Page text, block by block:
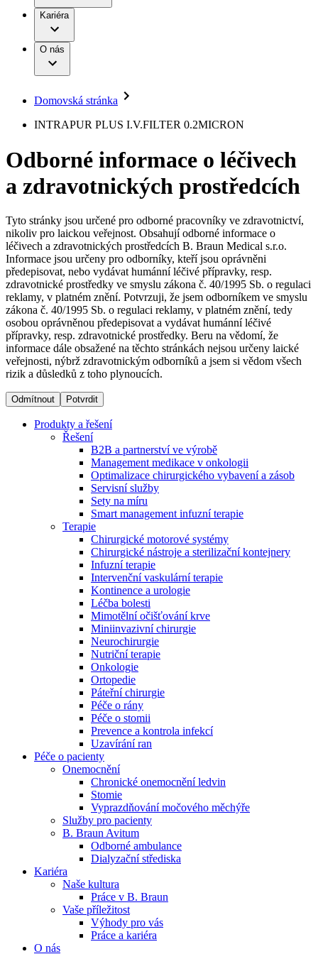
Léčba bolesti
Mimotělní očišťování krve
Neurochirurgie
Onkologie
Ortopedie
Páteřní chirurgie
Péče o rány
Prevence a kontrola infekcí
Uzavírání ran
Řešení
Terapie
Produktový katalog​
Objevte naše produkty. Navštivte produktový katalog B.
Braun s našim kompletním produktovým portfoliem.
Onemocnění
B. Braun Avitum
Dialyzační střediska​
B. Braun Avitum poskytuje kvalitní dialyzační péči ve všech
svých střediscích v České republice. Více informací se
dozvíte na stránkách jednotlivých středisek.
Odborné ambulance
Naše specializované ambulance jsou tu pro vás. Zvolte
specializaci a město, které potřebujete, a objednejte se do naší
ambulance.
Práce a kariéra
Naše kultura
Vaše příležitost​
Nabídky pracovních míst
Objevte své kariérní příležitosti ​v B. Braun. Vyhledejte náš trh
práce​ pro zajímavé pozice.​
Odpovědnost
Média
Tiskové zprávy
Kontakt
Kontaktní formulář
Registrace k odběru newsletteru
Odpovědnost
Média
Kontakt
Zůstaňte v dialogu s B. Braun. ​Kontaktujte nás.​
Kariéra
O nás
Domovská stránka
INTRAPUR PLUS I.V.FILTER 0.2MICRON
Odborné informace o léčivech
a zdravotnických prostředcích
Tyto stránky jsou určené pro odborné pracovníky ve zdravotnictví,
nikoliv pro laickou veřejnost. Obsahují odborné informace o
léčivech a zdravotnických prostředcích B. Braun Medical s.r.o.
Informace jsou určeny pro odborníky, kteří jsou oprávněni
předepisovat, nebo vydávat humánní léčivé přípravky, resp.
zdravotnické prostředky ve smyslu zákona č. 40/1995 Sb. o regulaci
reklamy, v platném znění. Potvrzuji, že jsem odborníkem ve smyslu
zákona č. 40/1995 Sb. o regulaci reklamy, v platném znění, tedy
osobou oprávněnou předepisovat a vydávat humánní léčivé
přípravky, resp. zdravotnické prostředky. Beru na vědomí, že
informace dále obsažené na těchto stránkách nejsou určeny laické
veřejnosti, nýbrž zdravotnickým odborníků a jsem si vědom všech
rizik a důsledků z toho plynoucích.
Odmítnout Potvrdit
Produkty a řešení
Řešení
B2B a partnerství ve výrobě
Management medikace v onkologii
Optimalizace chirurgického vybavení a zásob
Servisní služby
Sety na míru
Smart management infuzní terapie​
Terapie
Chirurgické motorové systémy
Chirurgické nástroje a sterilizační kontejnery
Infuzní terapie
Intervenční vaskulární terapie
Kontinence a urologie
Léčba bolesti
Mimotělní očišťování krve
Miniinvazivní chirurgie
Neurochirurgie
Nutriční terapie
Onkologie
Ortopedie
Páteřní chirurgie
Péče o rány
Péče o stomii
Prevence a kontrola infekcí
Uzavírání ran
Péče o pacienty
Onemocnění
Chronické onemocnění ledvin
Stomie
Vyprazdňování močového měchýře
Služby pro pacienty
B. Braun Avitum
Odborné ambulance
Dialyzační střediska
Kariéra
Naše kultura
Práce v B. Braun
Vaše příležitost​
Výhody pro vás
Práce a kariéra
O nás